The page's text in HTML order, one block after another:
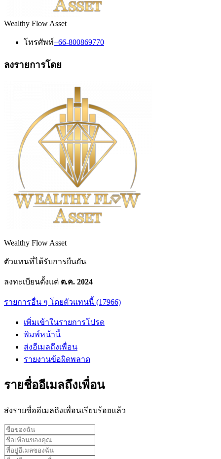
Wealthy Flow Asset
โทรศัพท์+66-800869770
ลงรายการโดย
Wealthy Flow Asset
ตัวแทนที่ได้รับการยืนยัน
ลงทะเบียนตั้งแต่ ต.ค. 2024
รายการอื่น ๆ โดยตัวแทนนี้ (17966)
เพิ่มเข้าในรายการโปรด
พิมพ์หน้านี้
ส่งอีเมลถึงเพื่อน
รายงานข้อผิดพลาด
รายชื่ออีเมลถึงเพื่อน
ส่งรายชื่ออีเมลถึงเพื่อนเรียบร้อยแล้ว